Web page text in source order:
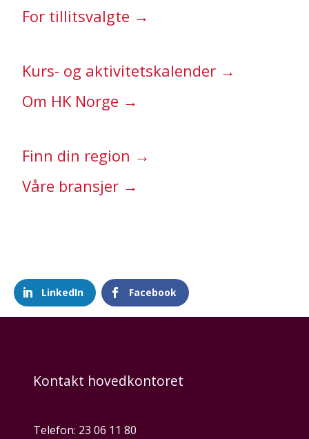
For tillitsvalgte →
Kurs- og aktivitetskalender →
Om HK Norge →
Finn din region →
Våre bransjer →
LinkedIn Facebook
Kontakt hovedkontoret
Telefon: 23 06 11 80